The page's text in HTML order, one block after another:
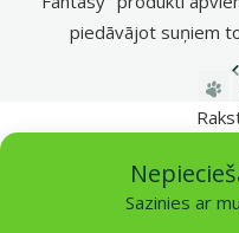
piedāvājot suņiem
Sazinies ar